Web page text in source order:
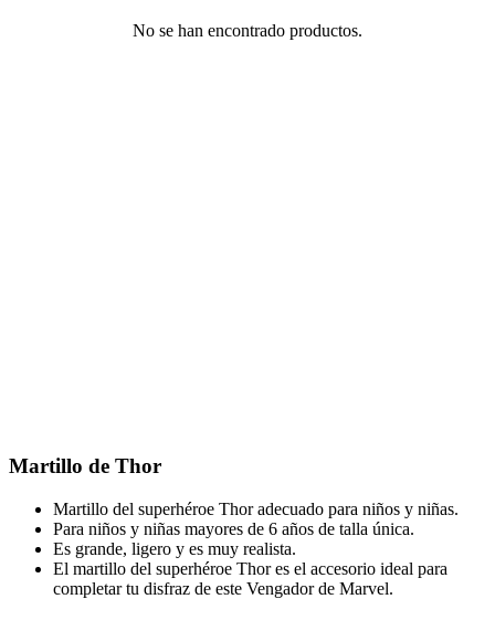
No se han encontrado productos.
Martillo de Thor
Martillo del superhéroe Thor adecuado para niños y niñas.
Para niños y niñas mayores de 6 años de talla única.
Es grande, ligero y es muy realista.
El martillo del superhéroe Thor es el accesorio ideal para
completar tu disfraz de este Vengador de Marvel.